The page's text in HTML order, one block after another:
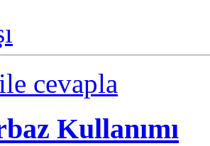
cevapla
Kullanımı